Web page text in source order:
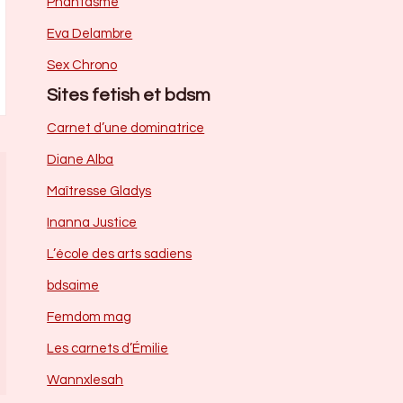
Eva Delambre
Sex Chrono
Sites fetish et bdsm
Carnet d’une dominatrice
Diane Alba
Maîtresse Gladys
Inanna Justice
L’école des arts sadiens
bdsaime
Femdom mag
Les carnets d’Émilie
Wannxlesah